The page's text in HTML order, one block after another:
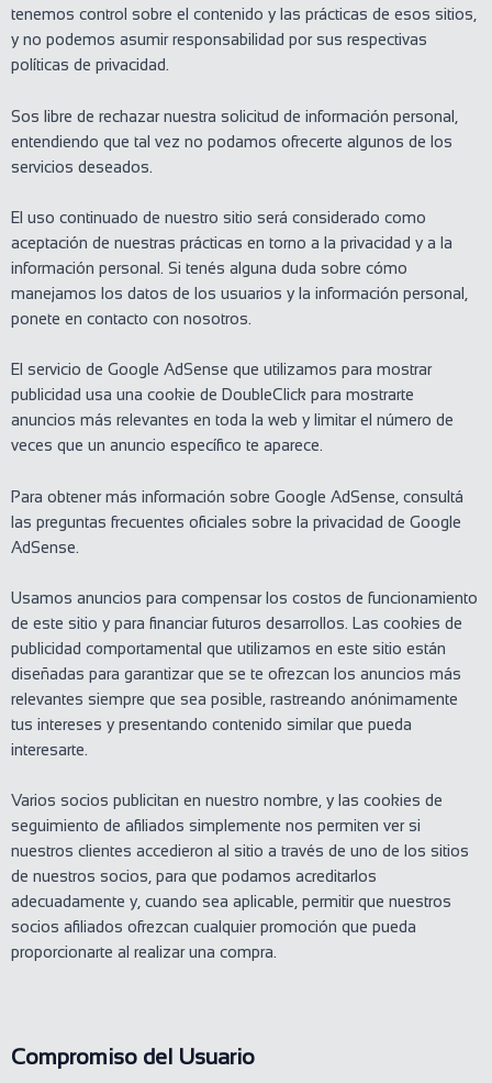
tenemos control sobre el contenido y las prácticas de esos sitios,
y no podemos asumir responsabilidad por sus respectivas
políticas de privacidad.
Sos libre de rechazar nuestra solicitud de información personal,
entendiendo que tal vez no podamos ofrecerte algunos de los
servicios deseados.
El uso continuado de nuestro sitio será considerado como
aceptación de nuestras prácticas en torno a la privacidad y a la
información personal. Si tenés alguna duda sobre cómo
manejamos los datos de los usuarios y la información personal,
ponete en contacto con nosotros.
El servicio de Google AdSense que utilizamos para mostrar
publicidad usa una cookie de DoubleClick para mostrarte
anuncios más relevantes en toda la web y limitar el número de
veces que un anuncio específico te aparece.
Para obtener más información sobre Google AdSense, consultá
las preguntas frecuentes oficiales sobre la privacidad de Google
AdSense.
Usamos anuncios para compensar los costos de funcionamiento
de este sitio y para financiar futuros desarrollos. Las cookies de
publicidad comportamental que utilizamos en este sitio están
diseñadas para garantizar que se te ofrezcan los anuncios más
relevantes siempre que sea posible, rastreando anónimamente
tus intereses y presentando contenido similar que pueda
interesarte.
Varios socios publicitan en nuestro nombre, y las cookies de
seguimiento de afiliados simplemente nos permiten ver si
nuestros clientes accedieron al sitio a través de uno de los sitios
de nuestros socios, para que podamos acreditarlos
adecuadamente y, cuando sea aplicable, permitir que nuestros
socios afiliados ofrezcan cualquier promoción que pueda
proporcionarte al realizar una compra.
Compromiso del Usuario